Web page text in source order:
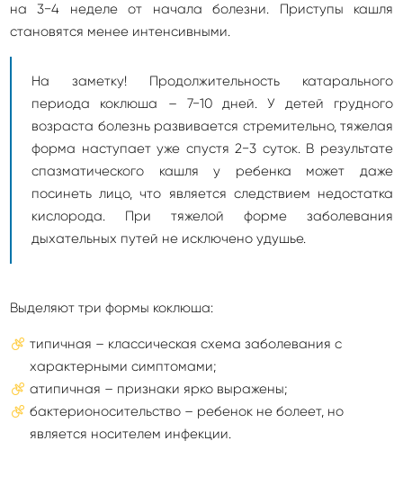
на 3−4 неделе от начала болезни. Приступы кашля
становятся менее интенсивными.
На заметку! Продолжительность катарального
периода коклюша – 7−10 дней. У детей грудного
возраста болезнь развивается стремительно, тяжелая
форма наступает уже спустя 2−3 суток. В результате
спазматического кашля у ребенка может даже
посинеть лицо, что является следствием недостатка
кислорода. При тяжелой форме заболевания
дыхательных путей не исключено удушье.
Выделяют три формы коклюша:
типичная – классическая схема заболевания с
характерными симптомами;
атипичная – признаки ярко выражены;
бактерионосительство – ребенок не болеет, но
является носителем инфекции.